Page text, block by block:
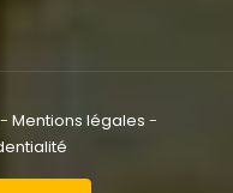
-Mentions légales -